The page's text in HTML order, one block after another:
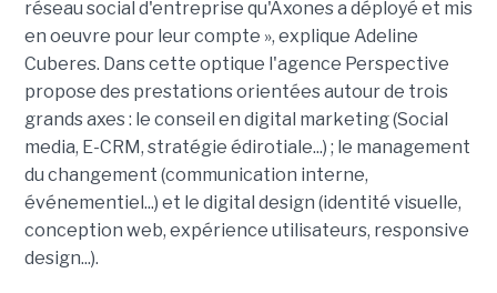
réseau social d'entreprise qu'Axones a déployé et mis
en oeuvre pour leur compte », explique Adeline
Cuberes. Dans cette optique l'agence Perspective
propose des prestations orientées autour de trois
grands axes : le conseil en digital marketing (Social
media, E-CRM, stratégie édirotiale...) ; le management
du changement (communication interne,
événementiel...) et le digital design (identité visuelle,
conception web, expérience utilisateurs, responsive
design...).